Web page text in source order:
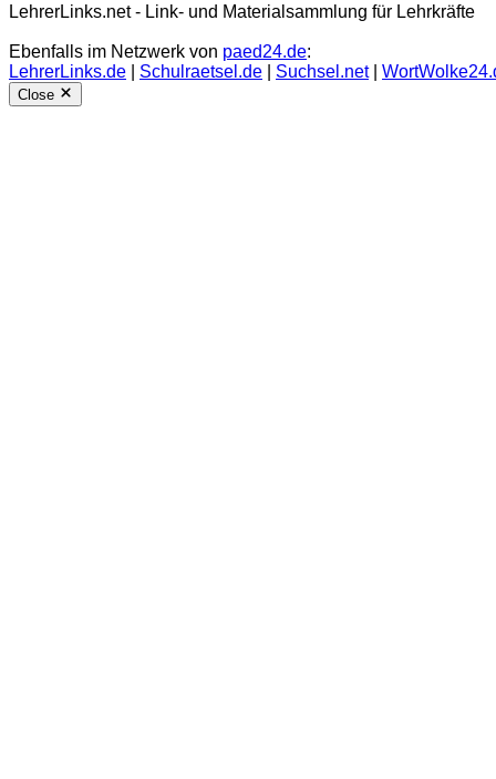
LehrerLinks.net - Link- und Materialsammlung für Lehrkräfte
Ebenfalls im Netzwerk von paed24.de:
LehrerLinks.de
Schulraetsel.de Suchsel.net|
Close